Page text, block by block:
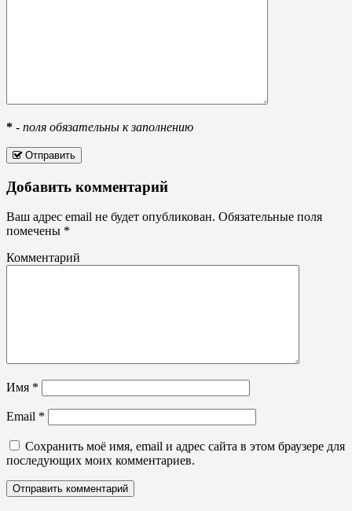
* - поля обязательны к заполнению
Отправить
Статьи
Добавить комментарий
Ваш адрес email не будет опубликован. Обязательные поля
помечены *
Комментарий
Имя *
Email *
Сохранить моё имя, email и адрес сайта в этом браузере для
последующих моих комментариев.